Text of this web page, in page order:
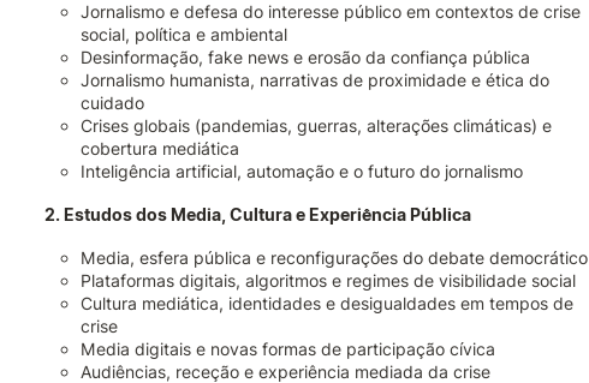
Jornalismo e defesa do interesse público em contextos de crise
social, política e ambiental
Desinformação, fake news e erosão da confiança pública
Jornalismo humanista, narrativas de proximidade e ética do
cuidado
Crises globais (pandemias, guerras, alterações climáticas) e
cobertura mediática
Inteligência artificial, automação e o futuro do jornalismo
2. Estudos dos Media, Cultura e Experiência Pública
Media, esfera pública e reconfigurações do debate democrático
Plataformas digitais, algoritmos e regimes de visibilidade social
Cultura mediática, identidades e desigualdades em tempos de
crise
Media digitais e novas formas de participação cívica
Audiências, receção e experiência mediada da crise